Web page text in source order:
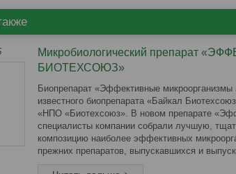
Микробиологический препарат
БИОТЕХСОЮЗ»
Биопрепарат «Эффективные
известного биопрепарата «Байкал
«НПО «Биотехсоюз». В новом препарате
специалисты компании собрали лучшую,
композицию наиболее эффективных
прежних препаратов, выпускавшихся и